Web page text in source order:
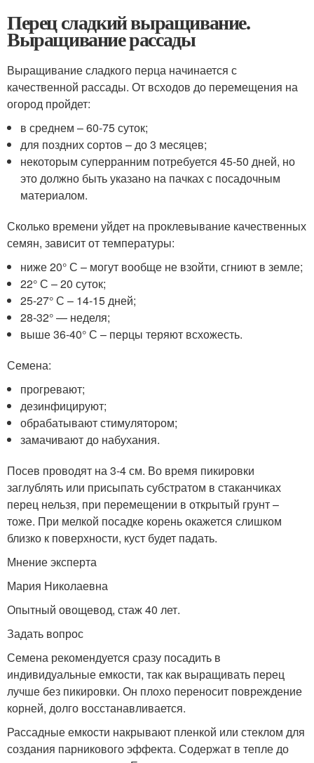
Перец сладкий выращивание.
Выращивание рассады
Выращивание сладкого перца начинается с
качественной рассады. От всходов до перемещения на
огород пройдет:
в среднем – 60-75 суток;
для поздних сортов – до 3 месяцев;
некоторым суперранним потребуется 45-50 дней, но
это должно быть указано на пачках с посадочным
материалом.
Сколько времени уйдет на проклевывание качественных
семян, зависит от температуры:
ниже 20° С – могут вообще не взойти, сгниют в земле;
22° С – 20 суток;
25-27° С – 14-15 дней;
28-32° — неделя;
выше 36-40° С – перцы теряют всхожесть.
Семена:
прогревают;
дезинфицируют;
обрабатывают стимулятором;
замачивают до набухания.
Посев проводят на 3-4 см. Во время пикировки
заглублять или присыпать субстратом в стаканчиках
перец нельзя, при перемещении в открытый грунт –
тоже. При мелкой посадке корень окажется слишком
близко к поверхности, куст будет падать.
Мнение эксперта
Мария Николаевна
Опытный овощевод, стаж 40 лет.
Задать вопрос
Семена рекомендуется сразу посадить в
индивидуальные емкости, так как выращивать перец
лучше без пикировки. Он плохо переносит повреждение
корней, долго восстанавливается.
Рассадные емкости накрывают пленкой или стеклом для
создания парникового эффекта. Содержат в тепле до